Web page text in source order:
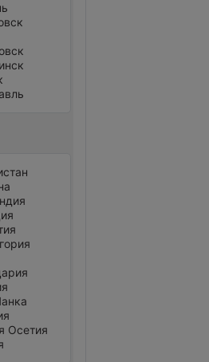
Осетия